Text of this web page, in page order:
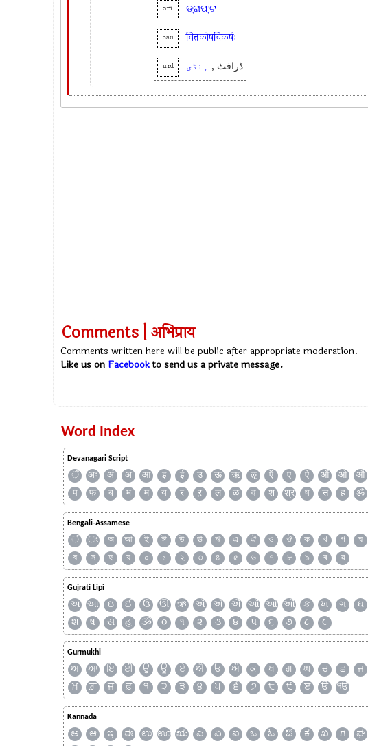
ori ଡ୍ରାଫ୍ଟ
san वित्तकोषविकर्षः
urd ڈرافٹ , ہنڈی
Comments | अभिप्राय
Comments written here will be public after appropriate moderation.
Like us on Facebookto send us a private message.
Word Index
Devanagari Script
ँ अः अं अ आ इ ई उ ऊ ऋ ऌ ऍ ए ऐ ऑ ओ औ
प
फ ब भ म य र ऱ ल ळ व श श्र ष स ह ॐ
Bengali-Assamese
ঁ ং অ আ ই ঈ উ ঊ ঋ এ ঐ ও ঔ ক খ গ ঘ
ষ
স হ য় ০ ১ ২ ৩ ৪ ৫ ৬ ৭ ৮ ৯ ৰ ৱ
Gujrati Lipi
અ આ ઇ ઈ ઉ ઊ ઋ ઍ એ ઐ ઑ ઓ ઔ ક ખ ગ ઘ
શ
ષ સ હ ૐ ૦ ૧ ૨ ૩ ૪ ૫ ૬ ૭ ૮ ૯
Gurmukhi
ਅ ਆ ਇ ਈ ਉ ਊ ਏ ਐ ਓ ਔ ਕ ਖ ਗ ਘ ਚ ਛ ਜ
ਖ਼
ਗ਼ ਜ਼ ਫ਼ ੧ ੨ ੩ ੪ ੫ ੬ ੭ ੮ ੯ ੲ ੳ ੴ
Kannada
ಅ ಆ ಇ ಈ ಉ ಊ ಋ ಎ ಏ ಐ ಒ ಓ ಔ ಕ ಖ ಗ ಘ